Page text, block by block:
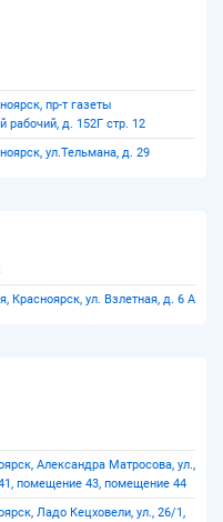
пр-т газеты
рабочий, д. 152Г стр. 12
ул.Тельмана, д. 29
Красноярск, ул. Взлетная, д. 6 А
Александра Матросова, ул.,
помещение 43, помещение 44
Ладо Кецховели, ул., 26/1,